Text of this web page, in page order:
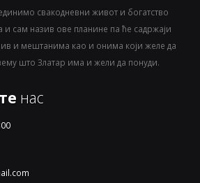
свакодневни живот и богатство
и сам назив ове планине па ће садржаји
и мештанима као и онима који желе да
што Златар има и жели да понуди.
нас